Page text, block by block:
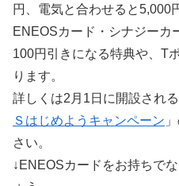
円、電気と合わせると5,000
ENEOSカード・シナジーカ
100円引きになる特典や、T
ります。
詳しくは2月1日に開設される
Ｓはじめようキャンペーン
さい。
↓ENEOSカードをお持ちで